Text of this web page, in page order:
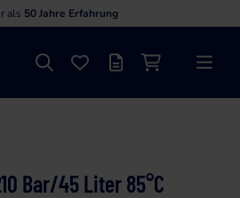
als 50 Jahre Erfahrung
SucheFavoritenAngebotslisteMenü
Bar/45 Liter 85°C